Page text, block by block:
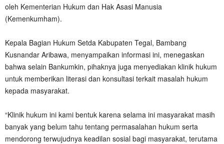
oleh Kementerian Hukum dan Hak Asasi Manusia
(Kemenkumham).
Kepala Bagian Hukum Setda Kabupaten Tegal, Bambang
Kusnandar Aribawa, menyampaikan informasi ini, menegaskan
bahwa selain Bankumkin, pihaknya juga menyediakan klinik hukum
untuk memberikan literasi dan konsultasi terkait masalah hukum
kepada masyarakat.
“Klinik hukum ini kami bentuk karena selama ini masyarakat masih
banyak yang belum tahu tentang permasalahan hukum serta
mendorong terwujudnya keadilan sosial bagi masyarakat, terutama